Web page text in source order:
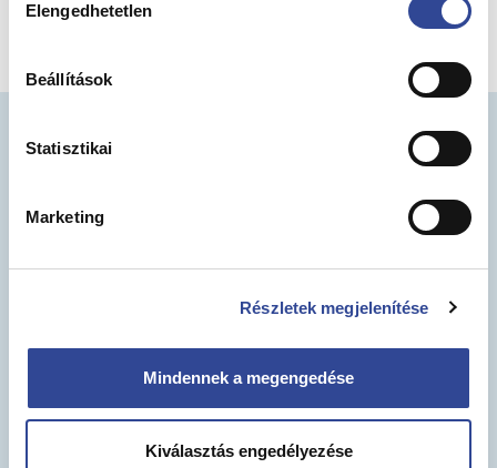
kiválasztása
Elengedhetetlen
Beállítások
Statisztikai
Marketing
Részletek megjelenítése
Mindennek a megengedése
Kiválasztás engedélyezése